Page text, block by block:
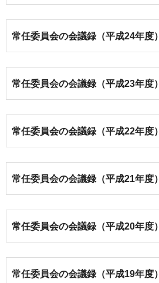
常任委員会の会議録（平成24年度）
常任委員会の会議録（平成23年度）
常任委員会の会議録（平成22年度）
常任委員会の会議録（平成21年度）
常任委員会の会議録（平成20年度）
常任委員会の会議録（平成19年度）